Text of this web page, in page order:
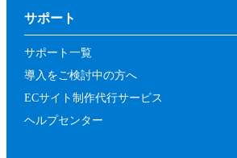
サポート
サポート一覧
導入をご検討中の方へ
ECサイト制作代行サービス
ヘルプセンター